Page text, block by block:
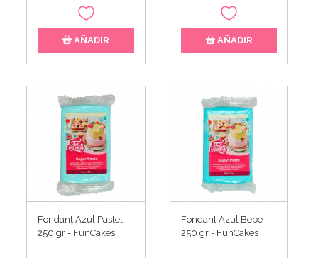
AÑADIR AÑADIR
Fondant Azul Pastel
250 gr - FunCakes
Fondant Azul Bebe
250 gr - FunCakes